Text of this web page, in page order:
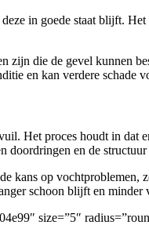
in goede staat blijft.
die de gevel kunnen
en kan verdere schade
Het proces houdt in
en de structuur
kans op
schoon blijft en minder
size=”5″